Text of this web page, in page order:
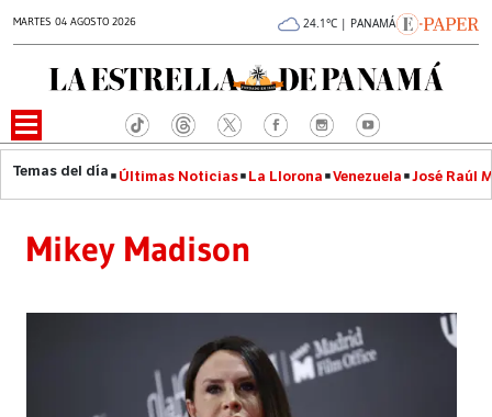
MARTES 04 AGOSTO 2026 24.1°C | PANAMÁ
Últimas Noticias La Llorona Venezuela José Raúl
Mikey Madison